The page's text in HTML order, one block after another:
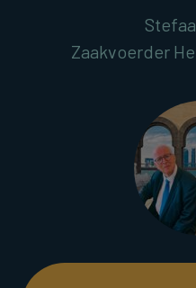
Zaakvoerder